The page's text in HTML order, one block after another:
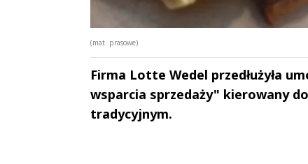
(mat. prasowe)
Firma Lotte Wedel przedłużyła
wsparcia sprzedaży" kierowany
tradycyjnym.
Andrzej i Marta